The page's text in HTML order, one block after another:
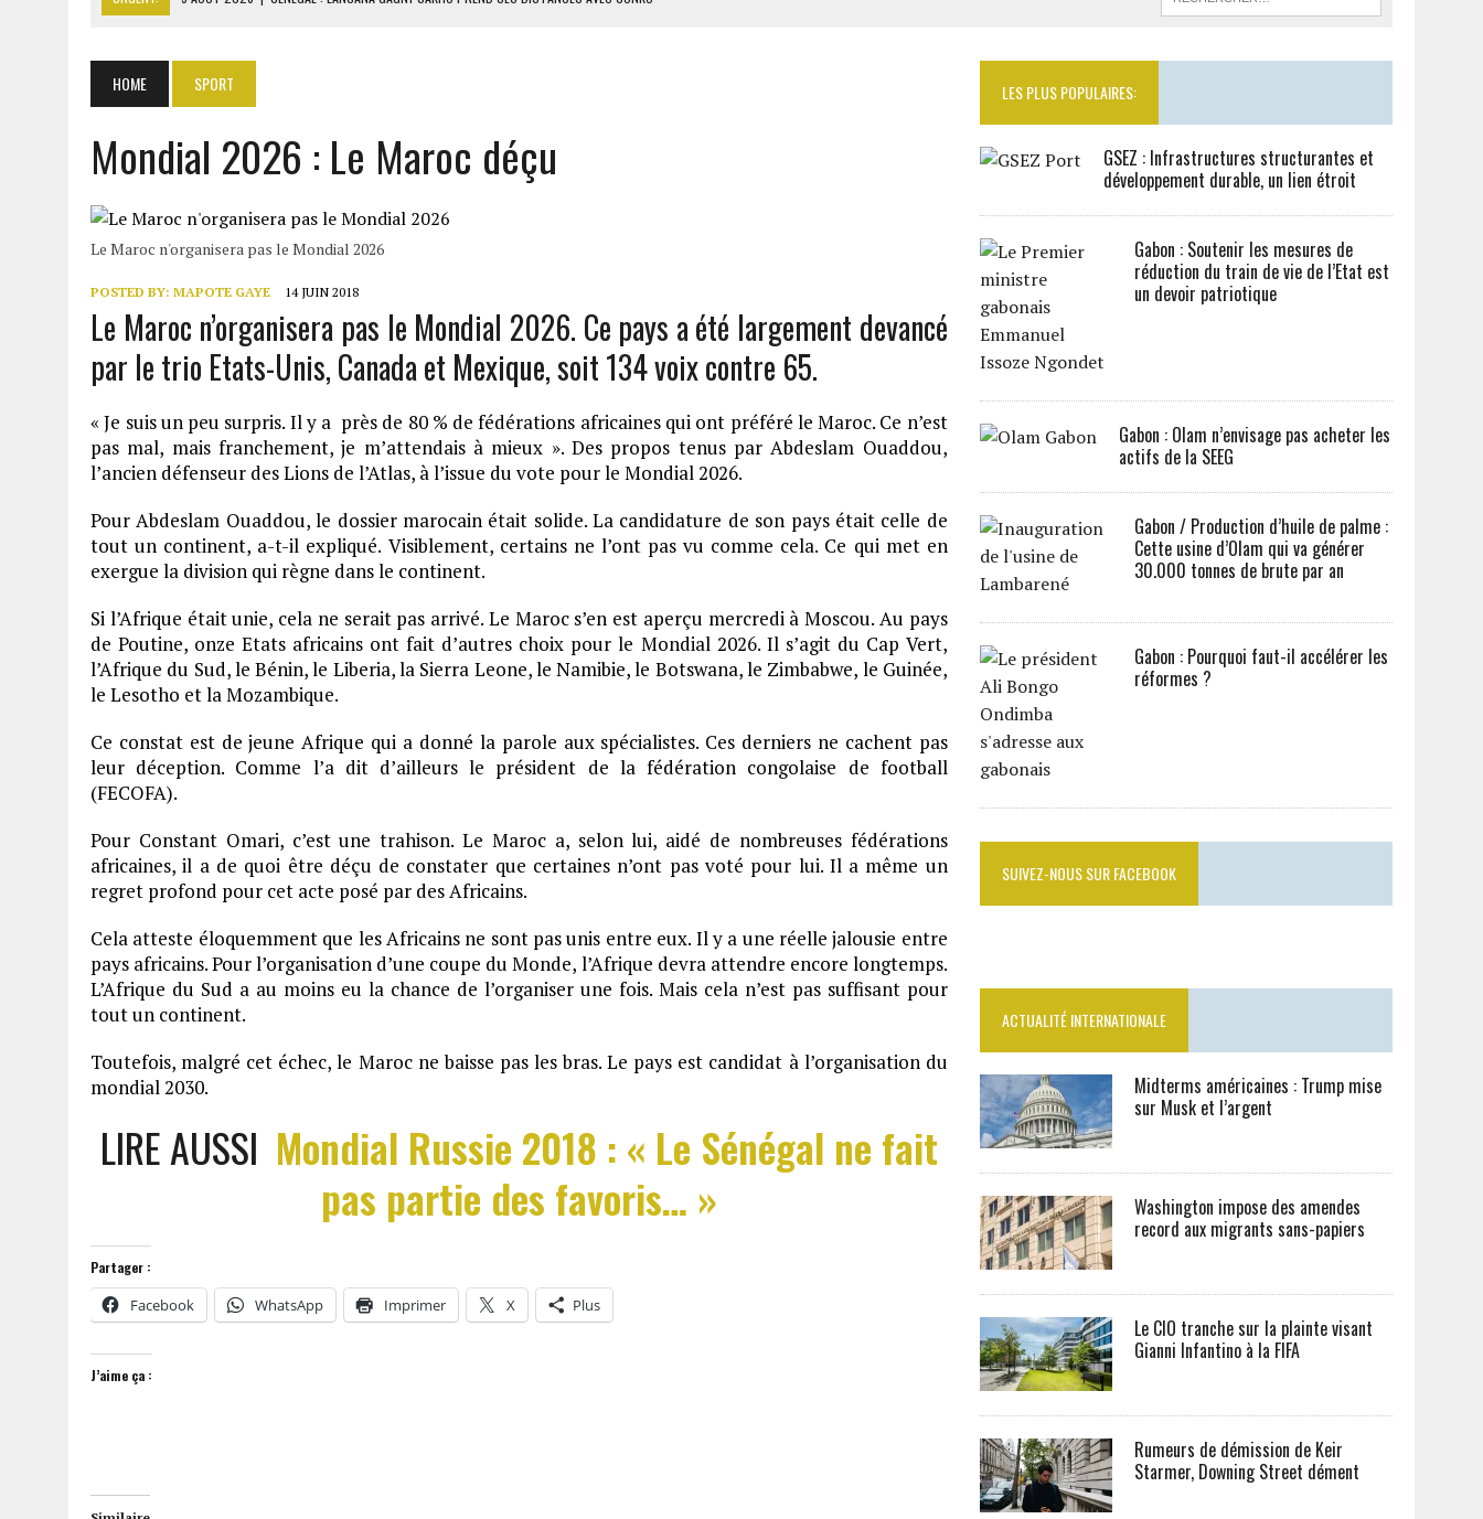
5 AOÛT 2026 | TÉHÉRAN ET MASCATE NÉGOCIENT DES COULOIRS SÛRS DANS LE DÉTROIT D’ORMUZ
5 AOÛT 2026
RDC : JUSQU’À 5000 TONNES D’URANIUM EXPORTÉES VERS LA CHINE EN 20 ANS
HOME SPORT
Mondial 2026 : Le Maroc déçu
Le Maroc n'organisera pas le Mondial 2026
POSTED BY: MAPOTE GAYE 14 JUIN 2018
Le Maroc n’organisera pas le Mondial 2026. Ce pays a été largement devancé
par le trio Etats-Unis, Canada et Mexique, soit 134 voix contre 65.
« Je suis un peu surpris. Il y a près de 80 % de fédérations africaines qui ont préféré le Maroc. Ce n’est
pas mal, mais franchement, je m’attendais à mieux ». Des propos tenus par Abdeslam Ouaddou,
l’ancien défenseur des Lions de l’Atlas, à l’issue du vote pour le Mondial 2026.
Pour Abdeslam Ouaddou, le dossier marocain était solide. La candidature de son pays était celle de
tout un continent, a-t-il expliqué. Visiblement, certains ne l’ont pas vu comme cela. Ce qui met en
exergue la division qui règne dans le continent.
Si l’Afrique était unie, cela ne serait pas arrivé. Le Maroc s’en est aperçu mercredi à Moscou. Au pays
de Poutine, onze Etats africains ont fait d’autres choix pour le Mondial 2026. Il s’agit du Cap Vert,
l’Afrique du Sud, le Bénin, le Liberia, la Sierra Leone, le Namibie, le Botswana, le Zimbabwe, le Guinée,
le Lesotho et la Mozambique.
Ce constat est de jeune Afrique qui a donné la parole aux spécialistes. Ces derniers ne cachent pas
leur déception. Comme l’a dit d’ailleurs le président de la fédération congolaise de football
(FECOFA).
Pour Constant Omari, c’est une trahison. Le Maroc a, selon lui, aidé de nombreuses fédérations
africaines, il a de quoi être déçu de constater que certaines n’ont pas voté pour lui. Il a même un
regret profond pour cet acte posé par des Africains.
Cela atteste éloquemment que les Africains ne sont pas unis entre eux. Il y a une réelle jalousie entre
pays africains. Pour l’organisation d’une coupe du Monde, l’Afrique devra attendre encore longtemps.
L’Afrique du Sud a au moins eu la chance de l’organiser une fois. Mais cela n’est pas suffisant pour
tout un continent.
Toutefois, malgré cet échec, le Maroc ne baisse pas les bras. Le pays est candidat à l’organisation du
mondial 2030.
LIRE AUSSI Mondial Russie 2018 : « Le Sénégal ne fait
pas partie des favoris… »
Partager :
Facebook WhatsApp Imprimer X Plus
J’aime ça :
LES PLUS POPULAIRES:
GSEZ : Infrastructures structurantes et
développement durable, un lien étroit
Gabon : Soutenir les mesures de
réduction du train de vie de l’Etat est
un devoir patriotique
Gabon : Olam n’envisage pas acheter les
actifs de la SEEG
Gabon / Production d’huile de palme :
Cette usine d’Olam qui va générer
30.000 tonnes de brute par an
Gabon : Pourquoi faut-il accélérer les
réformes ?
SUIVEZ-NOUS SUR FACEBOOK
ACTUALITÉ INTERNATIONALE
Midterms américaines : Trump mise
sur Musk et l’argent
Washington impose des amendes
record aux migrants sans-papiers
Le CIO tranche sur la plainte visant
Gianni Infantino à la FIFA
Rumeurs de démission de Keir
Starmer, Downing Street dément